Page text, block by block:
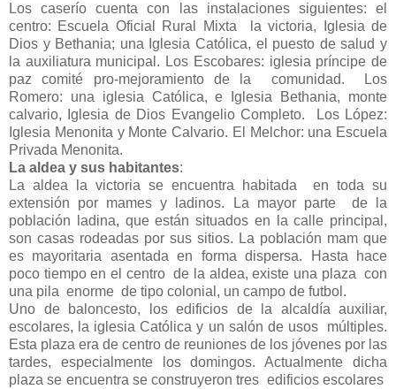
Los caserío cuenta con las instalaciones siguientes: el
centro: Escuela Oficial Rural Mixta la victoria, Iglesia de
Dios y Bethania; una Iglesia Católica, el puesto de salud y
la auxiliatura municipal. Los Escobares: iglesia príncipe de
paz comité pro-mejoramiento de la comunidad. Los
Romero: una iglesia Católica, e Iglesia Bethania, monte
calvario, Iglesia de Dios Evangelio Completo. Los López:
Iglesia Menonita y Monte Calvario. El Melchor: una Escuela
Privada Menonita.
La aldea y sus habitantes:
La aldea la victoria se encuentra habitada en toda su
extensión por mames y ladinos. La mayor parte de la
población ladina, que están situados en la calle principal,
son casas rodeadas por sus sitios. La población mam que
es mayoritaria asentada en forma dispersa. Hasta hace
poco tiempo en el centro de la aldea, existe una plaza con
una pila enorme de tipo colonial, un campo de futbol.
Uno de baloncesto, los edificios de la alcaldía auxiliar,
escolares, la iglesia Católica y un salón de usos múltiples.
Esta plaza era de centro de reuniones de los jóvenes por las
tardes, especialmente los domingos. Actualmente dicha
plaza se encuentra se construyeron tres edificios escolares